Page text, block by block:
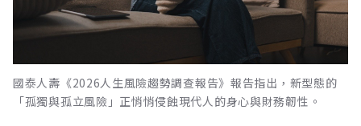
國泰人壽《2026人生風險趨勢調查報告》報告指出，新型態的
「孤獨與孤立風險」正悄悄侵蝕現代人的身心與財務韌性。